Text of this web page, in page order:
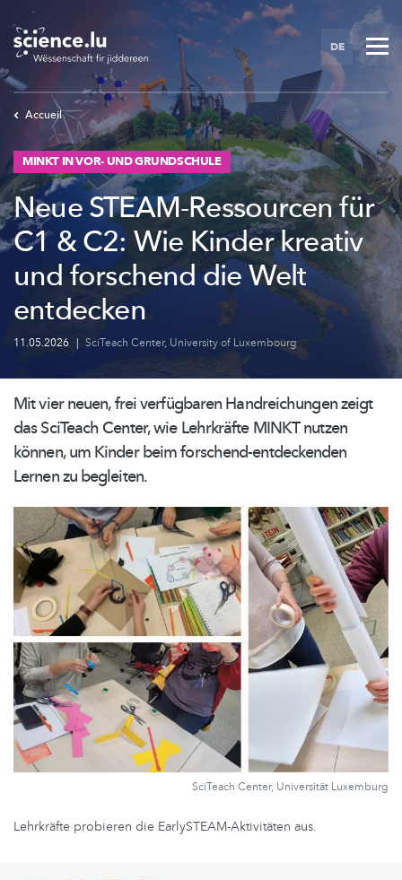
to
main
content
DE
Accueil
MINKT IN VOR- UND GRUNDSCHULE
Neue STEAM-Ressourcen für
C1 & C2: Wie Kinder kreativ
und forschend die Welt
entdecken
11.05.2026 | SciTeach Center, University of Luxembourg
Mit vier neuen, frei verfügbaren Handreichungenzeigt
das SciTeach Center, wie Lehrkräfte MINKT nutzen
können, um Kinder beimforschend-entdeckenden
Lernen zu begleiten.
SciTeach Center, Universität Luxemburg
Lehrkräfte probieren die EarlySTEAM-Aktivitäten aus.